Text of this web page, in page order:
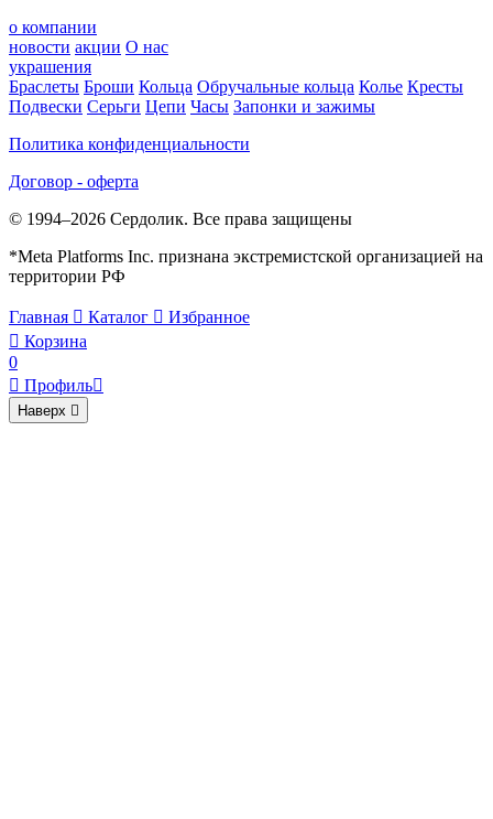
о компании
новости акции О нас
украшения
Браслеты Броши Кольца Обручальные кольца Колье Кресты
Подвески Серьги Цепи Часы Запонки и зажимы
Политика конфиденциальности
Договор - оферта
© 1994–2026 Сердолик. Все права защищены
*Meta Platforms Inc. признана экстремистской организацией на
территории РФ
Главная  Каталог  Избранное
 Корзина
0
 Профиль
Наверх 